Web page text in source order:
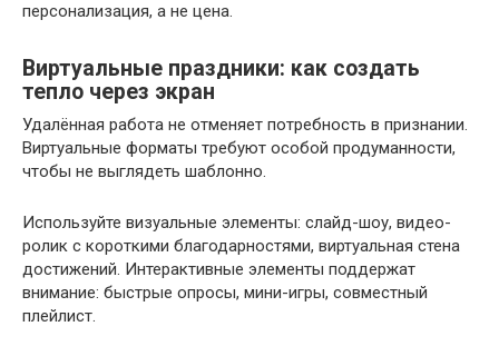
персонализация, а не цена.
Виртуальные праздники: как создать
тепло через экран
Удалённая работа не отменяет потребность в признании.
Виртуальные форматы требуют особой продуманности,
чтобы не выглядеть шаблонно.
Используйте визуальные элементы: слайд-шоу, видео-
ролик с короткими благодарностями, виртуальная стена
достижений. Интерактивные элементы поддержат
внимание: быстрые опросы, мини-игры, совместный
плейлист.